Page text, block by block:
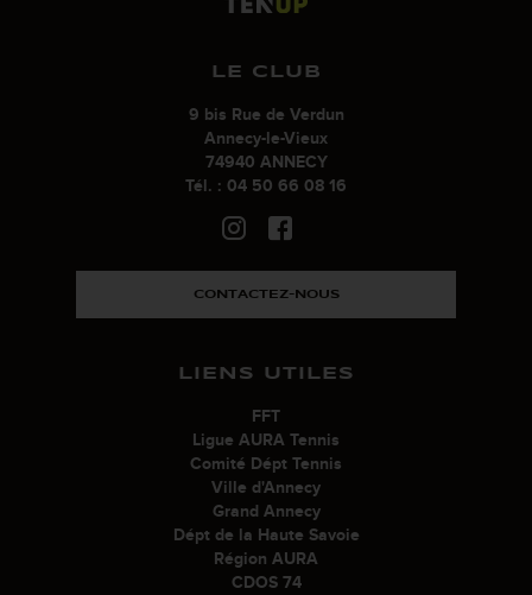
LE CLUB
9 bis Rue de Verdun
Annecy-le-Vieux
74940 ANNECY
Tél. : 04 50 66 08 16
CONTACTEZ-NOUS
LIENS UTILES
FFT
Ligue AURA Tennis
Comité Dépt Tennis
Ville d'Annecy
Grand Annecy
Dépt de la Haute Savoie
Région AURA
CDOS 74